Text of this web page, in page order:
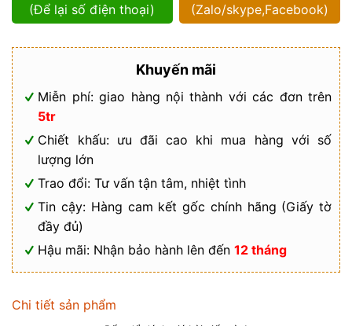
(Để lại số điện thoại) (Zalo/skype,Facebook)
Khuyến mãi
Miễn phí: giao hàng nội thành với các đơn trên
5tr
Chiết khấu: ưu đãi cao khi mua hàng với số
lượng lớn
Trao đổi: Tư vấn tận tâm, nhiệt tình
Tin cậy: Hàng cam kết gốc chính hãng (Giấy tờ
đầy đủ)
Hậu mãi: Nhận bảo hành lên đến12 tháng
Chi tiết sản phẩm